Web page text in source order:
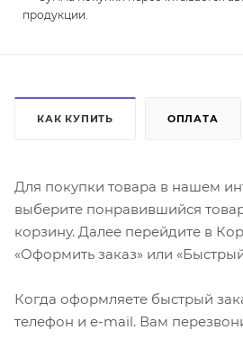
продукции.
КАК КУПИТЬ ОПЛАТА
Для покупки товара в нашем
выберите понравившийся
корзину. Далее перейдите в
«Оформить заказ» или
Когда оформляете быстрый
телефон и e-mail. Вам